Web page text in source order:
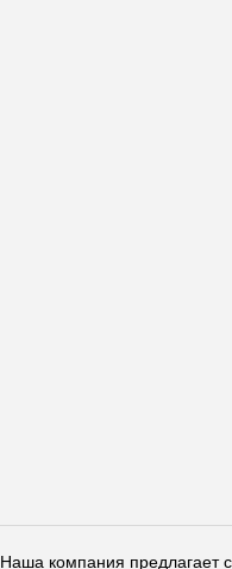
Наша компания предлагает